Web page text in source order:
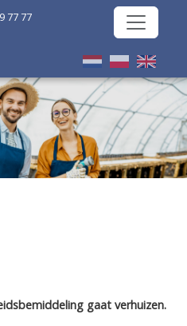
77 77
gaat verhuizen.